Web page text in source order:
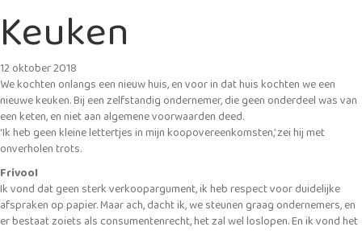
Keuken
12 oktober 2018
We kochten onlangs een nieuw huis, en voor in dat huis kochten we een
nieuwe keuken. Bij een zelfstandig ondernemer, die geen onderdeel was van
een keten, en niet aan algemene voorwaarden deed.
‘Ik heb geen kleine lettertjes in mijn koopovereenkomsten,’ zei hij met
onverholen trots.
Frivool
Ik vond dat geen sterk verkoopargument, ik heb respect voor duidelijke
afspraken op papier. Maar ach, dacht ik, we steunen graag ondernemers, en
er bestaat zoiets als consumentenrecht, het zal wel loslopen. En ik vond het